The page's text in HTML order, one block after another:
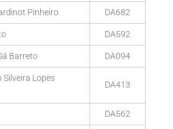
Pinheiro DA682
DA592
Barreto DA094
Silveira Lopes
DA413
DA562